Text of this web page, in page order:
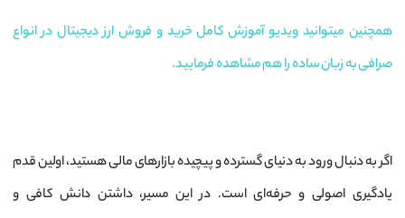
همچنین میتوانید ویدیو آموزش کامل خرید و فروش ارز دیجیتال در انواع
صرافی به زبان ساده را هم مشاهده فرمایید.
اگر به دنبال ورود به دنیای گسترده و پیچیده بازارهای مالی هستید، اولین قدم
یادگیری اصولی و حرفه‌ای است. در این مسیر، داشتن دانش کافی و